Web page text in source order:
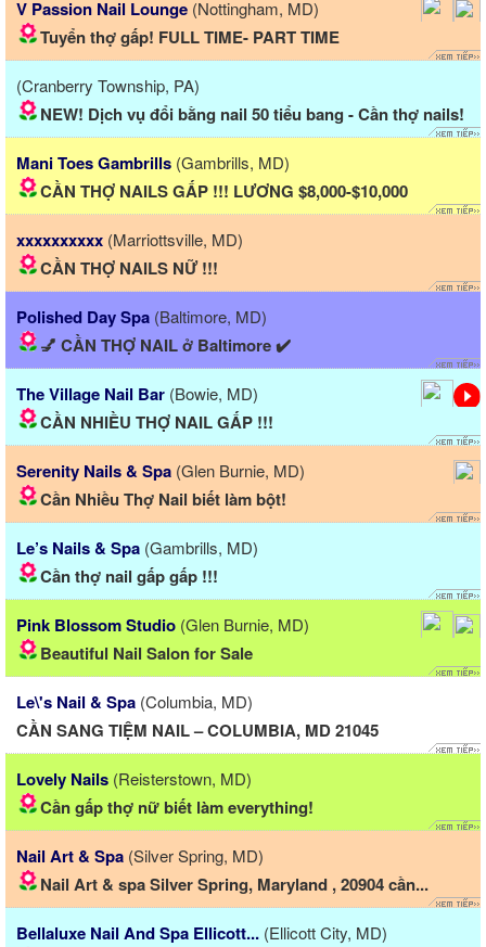
V Passion Nail Lounge (Nottingham, MD)
Tuyển thợ gấp! FULL TIME- PART TIME
(Cranberry Township, PA)
NEW! Dịch vụ đổi bằng nail 50 tiểu bang - Cần thợ nails!
Mani Toes Gambrills (Gambrills, MD)
CẦN THỢ NAILS GẤP !!! LƯƠNG $8,000-$10,000
xxxxxxxxxx (Marriottsville, MD)
CẦN THỢ NAILS NỮ !!!
Polished Day Spa (Baltimore, MD)
💅 CẦN THỢ NAIL ở Baltimore ✔️
The Village Nail Bar (Bowie, MD)
CẦN NHIỀU THỢ NAIL GẤP !!!
Serenity Nails & Spa (Glen Burnie, MD)
Cần Nhiều Thợ Nail biết làm bột!
Le’s Nails & Spa (Gambrills, MD)
Cần thợ nail gấp gấp !!!
Pink Blossom Studio (Glen Burnie, MD)
Beautiful Nail Salon for Sale
Le\'s Nail & Spa (Columbia, MD)
CẦN SANG TIỆM NAIL – COLUMBIA, MD 21045
Lovely Nails (Reisterstown, MD)
Cần gấp thợ nữ biết làm everything!
Nail Art & Spa (Silver Spring, MD)
Nail Art & spa Silver Spring, Maryland , 20904 cần...
Bellaluxe Nail And Spa Ellicott... (Ellicott City, MD)